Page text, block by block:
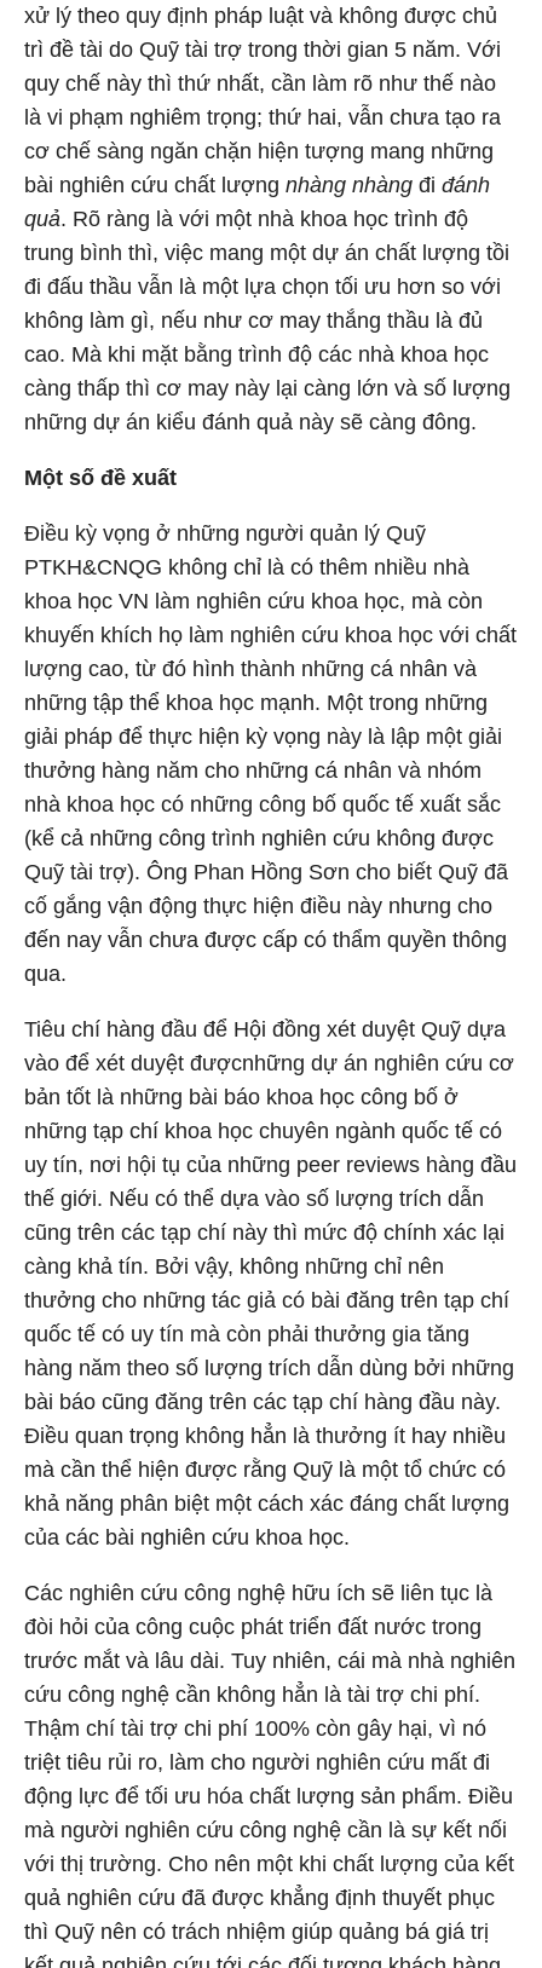
xử lý theo quy định pháp luật và không được chủ
trì đề tài do Quỹ tài trợ trong thời gian 5 năm. Với
quy chế này thì thứ nhất, cần làm rõ như thế nào
là vi phạm nghiêm trọng; thứ hai, vẫn chưa tạo ra
cơ chế sàng ngăn chặn hiện tượng mang những
bài nghiên cứu chất lượng nhàng nhàng đi đánh
quả. Rõ ràng là với một nhà khoa học trình độ
trung bình thì, việc mang một dự án chất lượng tồi
đi đấu thầu vẫn là một lựa chọn tối ưu hơn so với
không làm gì, nếu như cơ may thắng thầu là đủ
cao. Mà khi mặt bằng trình độ các nhà khoa học
càng thấp thì cơ may này lại càng lớn và số lượng
những dự án kiểu đánh quả này sẽ càng đông.
Một số đề xuất
Điều kỳ vọng ở những người quản lý Quỹ
PTKH&CNQG không chỉ là có thêm nhiều nhà
khoa học VN làm nghiên cứu khoa học, mà còn
khuyến khích họ làm nghiên cứu khoa học với chất
lượng cao, từ đó hình thành những cá nhân và
những tập thể khoa học mạnh. Một trong những
giải pháp để thực hiện kỳ vọng này là lập một giải
thưởng hàng năm cho những cá nhân và nhóm
nhà khoa học có những công bố quốc tế xuất sắc
(kể cả những công trình nghiên cứu không được
Quỹ tài trợ). Ông Phan Hồng Sơn cho biết Quỹ đã
cố gắng vận động thực hiện điều này nhưng cho
đến nay vẫn chưa được cấp có thẩm quyền thông
qua.
Tiêu chí hàng đầu để Hội đồng xét duyệt Quỹ dựa
vào để xét duyệt đượcnhững dự án nghiên cứu cơ
bản tốt là những bài báo khoa học công bố ở
những tạp chí khoa học chuyên ngành quốc tế có
uy tín, nơi hội tụ của những peer reviews hàng đầu
thế giới. Nếu có thể dựa vào số lượng trích dẫn
cũng trên các tạp chí này thì mức độ chính xác lại
càng khả tín. Bởi vậy, không những chỉ nên
thưởng cho những tác giả có bài đăng trên tạp chí
quốc tế có uy tín mà còn phải thưởng gia tăng
hàng năm theo số lượng trích dẫn dùng bởi những
bài báo cũng đăng trên các tạp chí hàng đầu này.
Điều quan trọng không hẳn là thưởng ít hay nhiều
mà cần thể hiện được rằng Quỹ là một tổ chức có
khả năng phân biệt một cách xác đáng chất lượng
của các bài nghiên cứu khoa học.
Các nghiên cứu công nghệ hữu ích sẽ liên tục là
đòi hỏi của công cuộc phát triển đất nước trong
trước mắt và lâu dài. Tuy nhiên, cái mà nhà nghiên
cứu công nghệ cần không hẳn là tài trợ chi phí.
Thậm chí tài trợ chi phí 100% còn gây hại, vì nó
triệt tiêu rủi ro, làm cho người nghiên cứu mất đi
động lực để tối ưu hóa chất lượng sản phẩm. Điều
mà người nghiên cứu công nghệ cần là sự kết nối
với thị trường. Cho nên một khi chất lượng của kết
quả nghiên cứu đã được khẳng định thuyết phục
thì Quỹ nên có trách nhiệm giúp quảng bá giá trị